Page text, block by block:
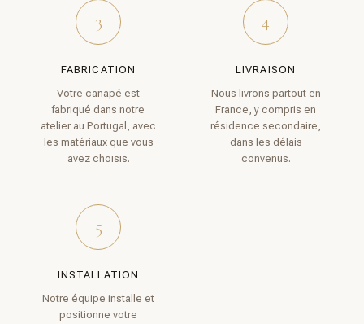
3
FABRICATION
Votre canapé est
fabriqué dans notre
atelier au Portugal, avec
les matériaux que vous
avez choisis.
4
LIVRAISON
Nous livrons partout en
France, y compris en
résidence secondaire,
dans les délais
convenus.
5
INSTALLATION
Notre équipe installe et
positionne votre